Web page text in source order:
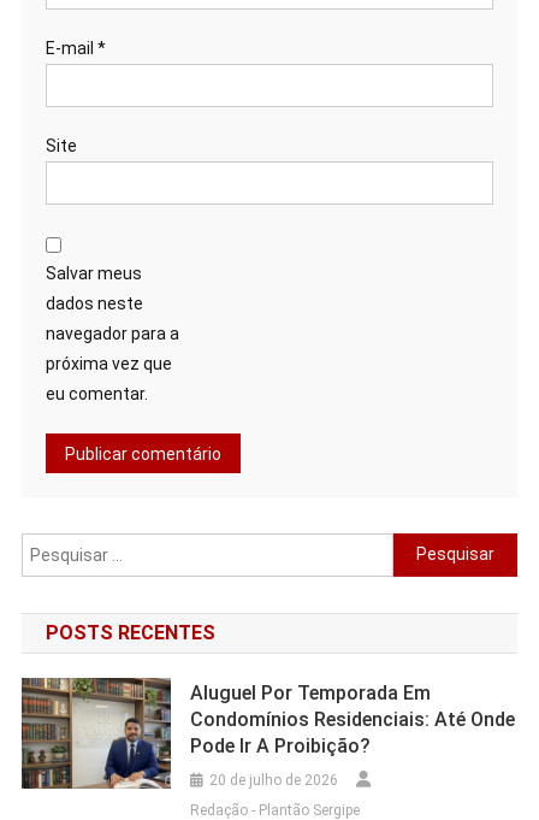
E-mail *
Site
Salvar meus
dados neste
navegador para a
próxima vez que
eu comentar.
POSTS RECENTES
Aluguel Por Temporada Em
Condomínios Residenciais: Até Onde
Pode Ir A Proibição?
20 de julho de 2026
Redação - Plantão Sergipe